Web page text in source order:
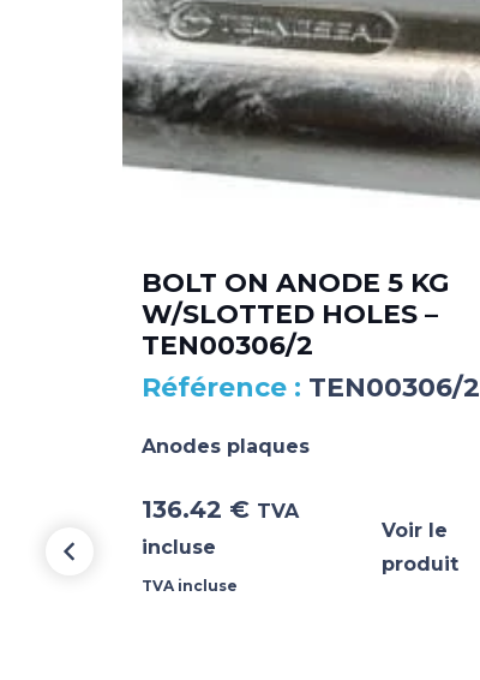
BOLT ON ANODE 5 KG
W/SLOTTED HOLES –
TEN00306/2
TEN00306/2
Anodes plaques
136.42 € TVA
incluse
TVA incluse
Voir le
produit